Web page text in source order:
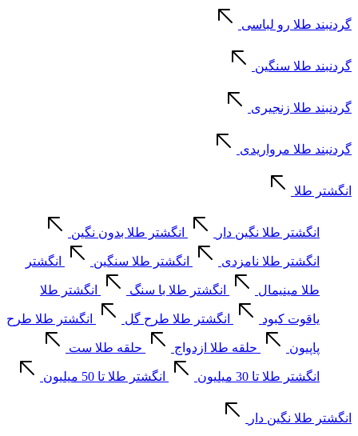
گردنبند طلا رو لباسی
گردنبند طلا سنگین
گردنبند طلا زنجیری
گردنبند طلا مرواریدی
انگشتر طلا
انگشتر طلا نگین دار انگشتر طلا بدون نگین
انگشتر طلا نامزدی انگشتر طلا سنگین انگشتر
طلا مینیمال انگشتر طلا با سنگ انگشتر طلا
یاقوت کبود انگشتر طلا طرح گل انگشتر طلا طرح
پاپیون حلقه طلا ازدواج حلقه طلا ست
انگشتر طلا تا 30 میلیون انگشتر طلا تا 50 میلیون
انگشتر طلا نگین دار